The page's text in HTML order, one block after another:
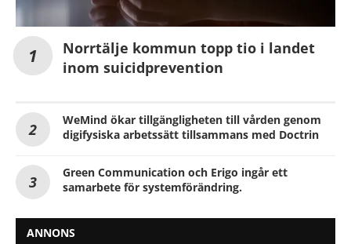
Norrtälje kommun topp tio i landet
inom suicidprevention
WeMind ökar tillgängligheten till vården genom
digifysiska arbetssätt tillsammans med Doctrin
Green Communication och Erigo ingår ett
samarbete för systemförändring.
ANNONS